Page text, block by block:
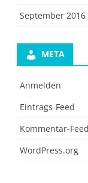
September 2016
META
Anmelden
Eintrags-Feed
Kommentar-Feed
WordPress.org